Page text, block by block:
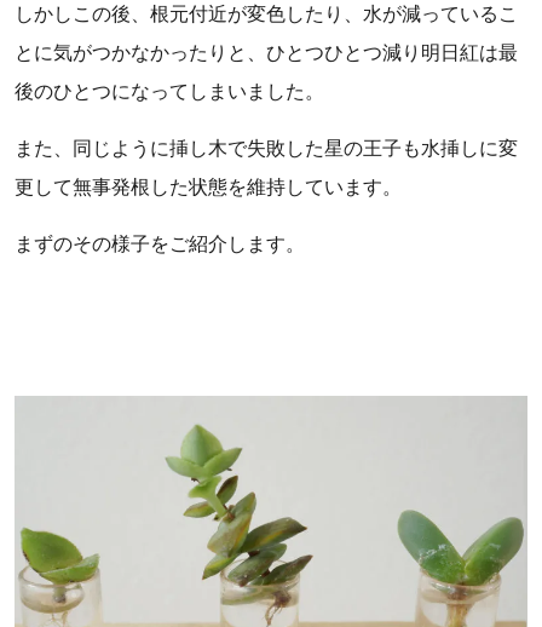
しかしこの後、根元付近が変色したり、水が減っているこ
とに気がつかなかったりと、ひとつひとつ減り明日紅は最
後のひとつになってしまいました。
また、同じように挿し木で失敗した星の王子も水挿しに変
更して無事発根した状態を維持しています。
まずのその様子をご紹介します。